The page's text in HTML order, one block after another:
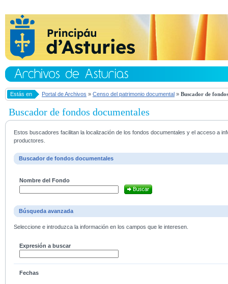
Estás en Portal de Archivos » Censo del patrimonio documental » Buscador de
Buscador de fondos documentales
Estos buscadores facilitan la localización de los fondos documentales y el acceso a
productores.
Buscador de fondos documentales
Nombre del Fondo
Búsqueda avanzada
Seleccione e introduzca la información en los campos que le interesen.
Expresión a buscar
Fechas